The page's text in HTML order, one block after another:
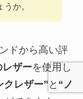
か。
ドから高い評
ザーを使用し
クレザー”と “ノ